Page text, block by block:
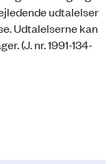
udtalelser
Udtalelserne kan
(J. nr. 1991-134-